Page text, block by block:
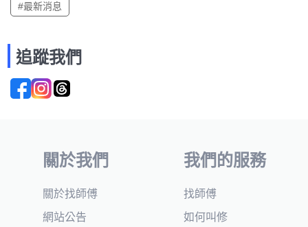
#最新消息
追蹤我們
關於我們
關於找師傅
網站公告
我們的服務
找師傅
如何叫修